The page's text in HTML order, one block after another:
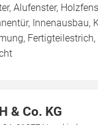
Alufenster,
Innenausbau,
Fertigteilestrich,
& Co. KG